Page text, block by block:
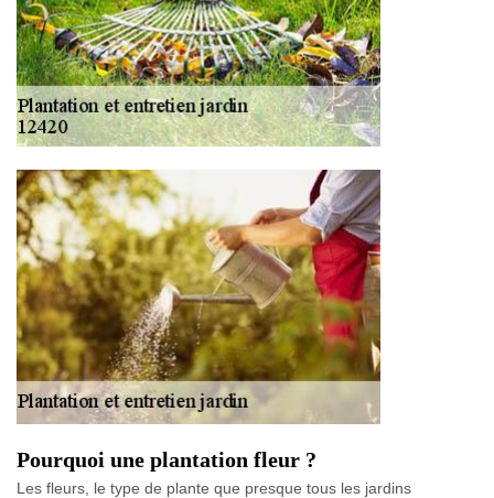
Pourquoi une plantation fleur ?
Les fleurs, le type de plante que presque tous les jardins